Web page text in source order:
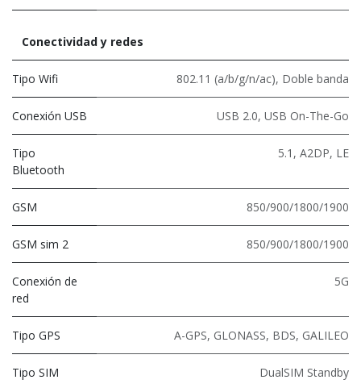
Conectividad y redes
Tipo Wifi 802.11 (a/b/g/n/ac), Doble banda
Conexión USB USB 2.0, USB On-The-Go
Tipo
Bluetooth
5.1 , A2DP, LE
GSM 850/900/1800/1900
GSM sim 2 850/900/1800/1900
Conexión de
red
5G
Tipo GPS A-GPS, GLONASS, BDS, GALILEO
Tipo SIM DualSIM Standby